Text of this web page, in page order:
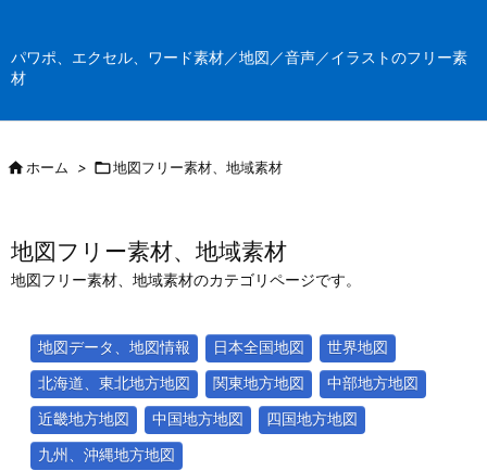
パワポ、エクセル、ワード素材／地図／音声／イラストのフリー素
材
ホーム > 地図フリー素材、地域素材
地図フリー素材、地域素材
地図フリー素材、地域素材のカテゴリページです。
地図データ、地図情報 日本全国地図
世界地図
北海道、東北地方地図
関東地方地図
中部地方地図
近畿地方地図
中国地方地図
四国地方地図
九州、沖縄地方地図